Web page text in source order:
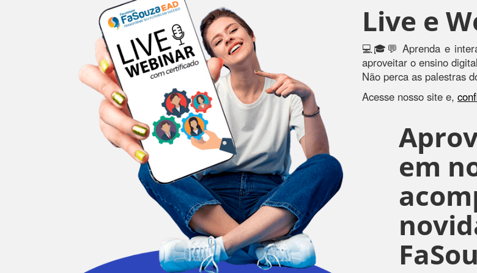
Live e
💻🎓💬 Aprenda e
aproveitar o ensino
Não perca as palestras
Acesse nosso site e,
em